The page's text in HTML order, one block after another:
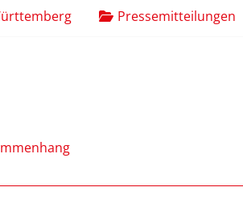
Pressemitteilungen